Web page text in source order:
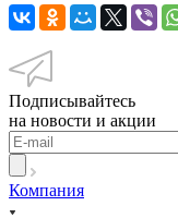
Подписывайтесь
на новости и акции
Компания